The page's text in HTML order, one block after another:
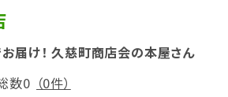
届け！ 久慈町商店会の本屋さん
数0 （0件）